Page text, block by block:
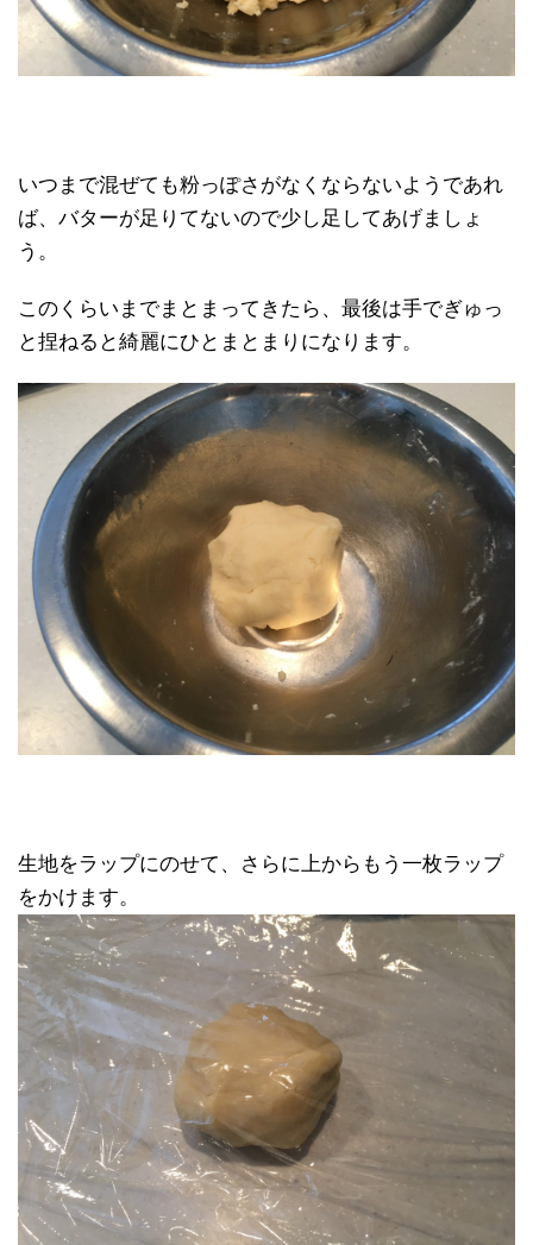
いつまで混ぜても粉っぽさがなくならないようであれ
ば、バターが足りてないので少し足してあげましょ
う。
このくらいまでまとまってきたら、最後は手でぎゅっ
と捏ねると綺麗にひとまとまりになります。
生地をラップにのせて、さらに上からもう一枚ラップ
をかけます。